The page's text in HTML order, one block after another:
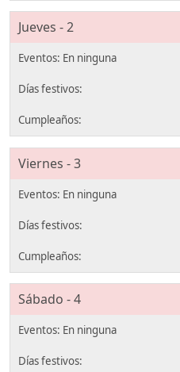
Jueves - 2
Viernes - 3
Sábado - 4